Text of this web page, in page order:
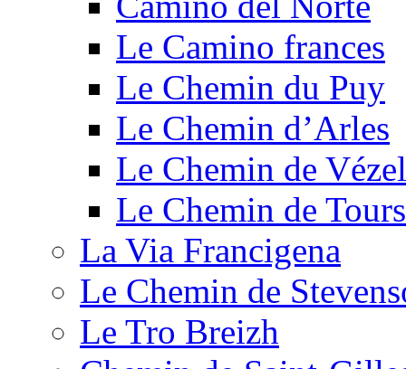
Le Camino frances
Le Chemin du Puy
Le Chemin d’Arles
Le Chemin de
Le Chemin de Tours
La Via Francigena
Le Chemin de
Le Tro Breizh